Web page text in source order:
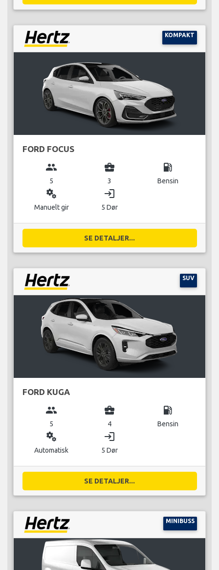
KOMPAKT
FORD FOCUS
group
5
business_center
3
local_gas_station
Bensin
miscellaneous_services
Manuelt gir
login
5 Dør
SE DETALJER...
SUV
FORD KUGA
group
5
business_center
4
local_gas_station
Bensin
miscellaneous_services
Automatisk
login
5 Dør
SE DETALJER...
MINIBUSS